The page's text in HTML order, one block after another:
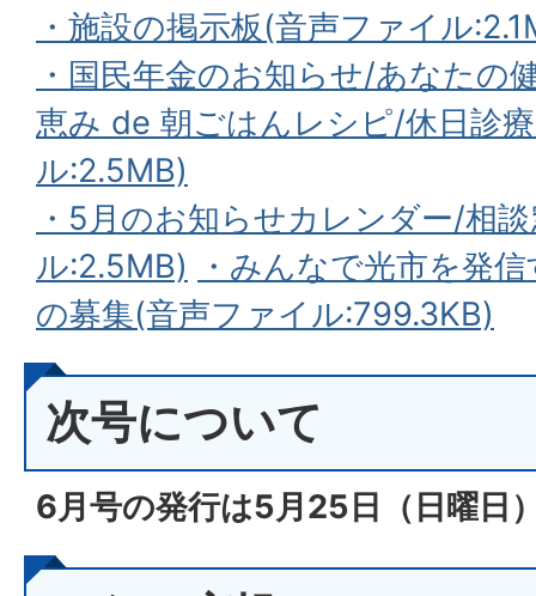
・施設の掲示板(音声ファイル
・国民年金のお知らせ/あなたの
恵み de 朝ごはんレシピ/休日診
ル:2.5MB)
・5月のお知らせカレンダー/相
ル:2.5MB)
・みんなで光市を発
の募集(音声ファイル:799.3KB)
次号について
6月号の発行は5月25日（日曜日